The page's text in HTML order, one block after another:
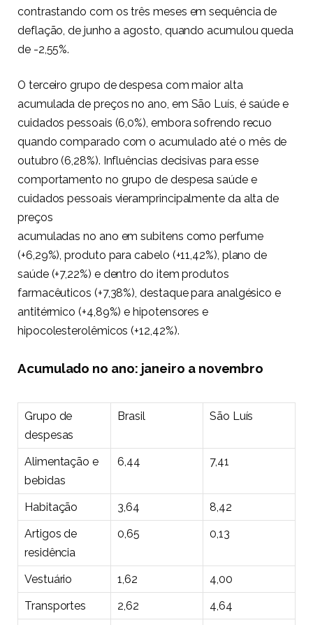
contrastando com os três meses em sequência de
deflação, de junho a agosto, quando acumulou queda
de -2,55%.
O terceiro grupo de despesa com maior alta
acumulada de preços no ano, em São Luís, é saúde e
cuidados pessoais (6,0%), embora sofrendo recuo
quando comparado com o acumulado até o mês de
outubro (6,28%). Influências decisivas para esse
comportamento no grupo de despesa saúde e
cuidados pessoais vieramprincipalmente da alta de
preços
acumuladas no ano em subitens como perfume
(+6,29%), produto para cabelo (+11,42%), plano de
saúde (+7,22%) e dentro do item produtos
farmacêuticos (+7,38%), destaque para analgésico e
antitérmico (+4,89%) e hipotensores e
hipocolesterolêmicos (+12,42%).
Acumulado no ano: janeiro a novembro
Grupo de
despesas
Brasil São Luís
Alimentação e
bebidas
6,44 7,41
Habitação 3,64
8,42
Artigos de
residência
0,65 0,13
Vestuário 1,62
4,00
Transportes
2,62
4,64